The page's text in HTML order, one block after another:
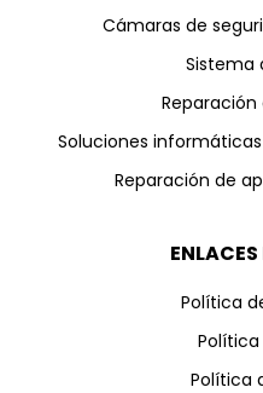
Cámaras de
Sistema
Soluciones
Reparación de
ENLACES
Política
Política
Política